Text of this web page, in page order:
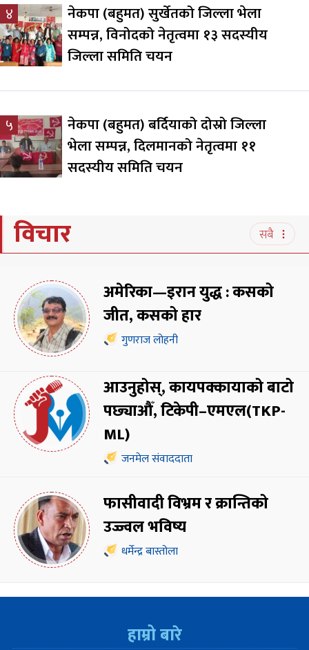
४
नेकपा (बहुमत) सुर्खेतको जिल्ला भेला
सम्पन्न, विनोदको नेतृत्वमा १३ सदस्यीय
जिल्ला समिति चयन
५
नेकपा (बहुमत) बर्दियाको दोस्रो जिल्ला
भेला सम्पन्न, दिलमानको नेतृत्वमा ११
सदस्यीय समिति चयन
विचार सबै
अमेरिका—इरान युद्ध : कसको
जीत, कसको हार
गुणराज लोहनी
आउनुहोस्, कायपक्कायाको बाटो
पछ्याऔँ, टिकेपी–एमएल(TKP-
ML)
जनमेल संवाददाता
फासीवादी विभ्रम र क्रान्तिको
उज्ज्वल भविष्य
धर्मेन्द्र बास्तोला
हाम्रो बारे